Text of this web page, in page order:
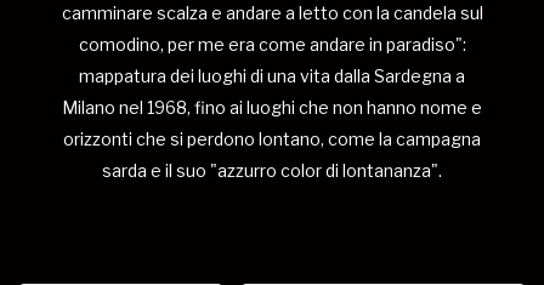
camminare scalza e andare a letto con la candela sul
comodino, per me era come andare in paradiso":
mappatura dei luoghi di una vita dalla Sardegna a
Milano nel 1968, fino ai luoghi che non hanno nome e
orizzonti che si perdono lontano, come la campagna
sarda e il suo "azzurro color di lontananza".